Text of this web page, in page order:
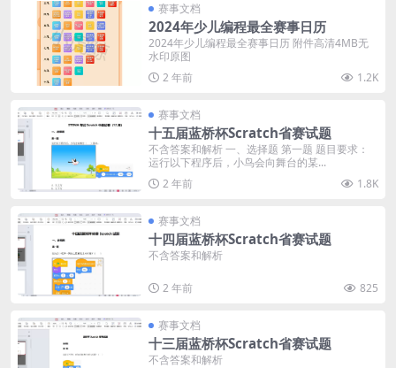
赛事文档
2024年少儿编程最全赛事日历
2024年少儿编程最全赛事日历 附件高清4MB无
水印原图
2 年前
1.2K
赛事文档
十五届蓝桥杯Scratch省赛试题
不含答案和解析 一、选择题 第一题 题目要求：
运行以下程序后，小鸟会向舞台的某...
2 年前
1.8K
赛事文档
十四届蓝桥杯Scratch省赛试题
不含答案和解析
2 年前 825
赛事文档
十三届蓝桥杯Scratch省赛试题
不含答案和解析